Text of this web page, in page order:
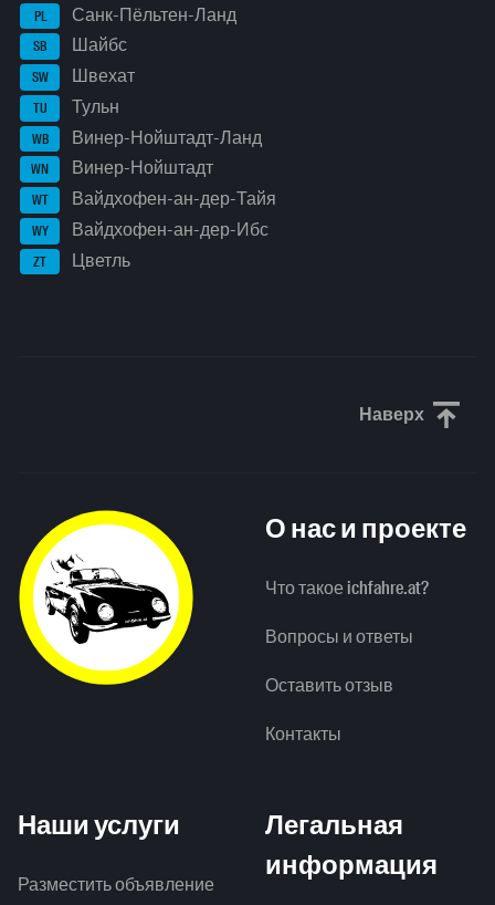
PL Санк-Пёльтен-Ланд
SB Шайбс
SW Швехат
TU Тульн
WB Винер-Нойштадт-Ланд
WN Винер-Нойштадт
WT Вайдхофен-ан-дер-Тайя
WY Вайдхофен-ан-дер-Ибс
ZT Цветль
Наверх
О нас и проекте
Что такое ichfahre.at?
Вопросы и ответы
Оставить отзыв
Контакты
Наши услуги
Разместить объявление
Легальная
информация